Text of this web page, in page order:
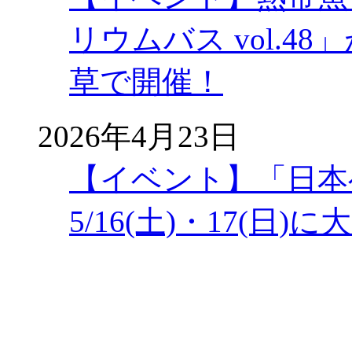
リウムバス vol.48
草で開催！
2026年4月23日
【イベント】「日
5/16(土)・17(日)に